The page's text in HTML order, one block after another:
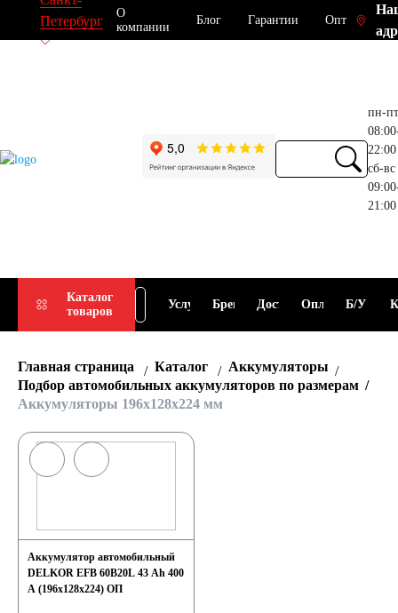
Петербург
О
компании
Блог Гарантии Опт
пн-пт
22:00
сб-вс
21:00
Каталог
товаров
Подбор
АКБ
Услуги Бренды ДоставкаОплата Б/У
Главная страница Каталог
Аккумуляторы
Подбор автомобильных аккумуляторов по размерам
Аккумуляторы 196x128x224 мм
Аккумулятор автомобильный
DELKOR EFB 60B20L 43 Ah 400
A (196х128х224) ОП